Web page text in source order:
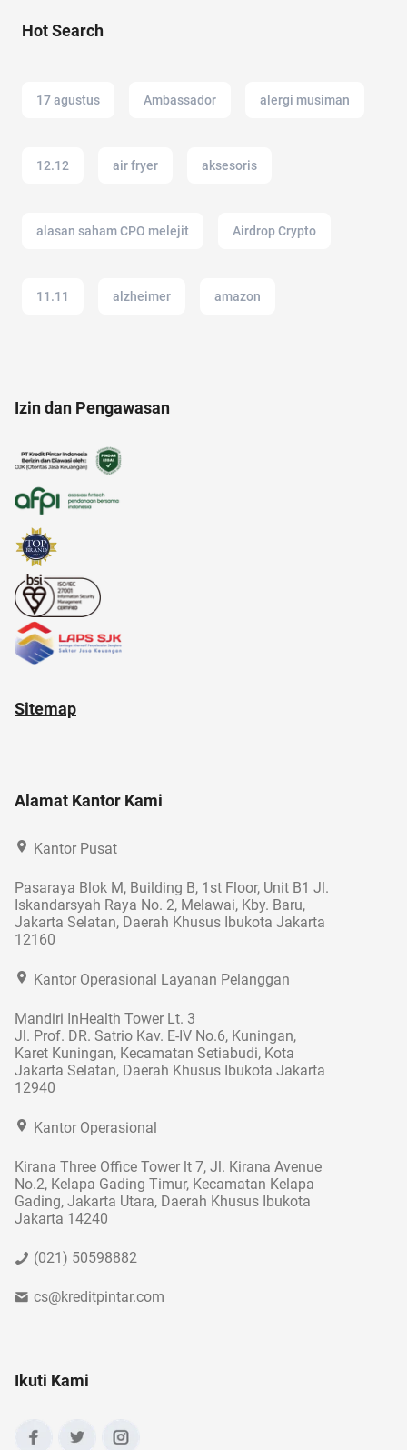
Hot Search
17 agustus Ambassador alergi musiman
12.12 air fryer aksesoris
alasan saham CPO melejit Airdrop Crypto
11.11 alzheimer amazon
akuntansi
Izin dan Pengawasan
Sitemap
Alamat Kantor Kami
Kantor Pusat
Pasaraya Blok M, Building B, 1st Floor, Unit B1 Jl.
Iskandarsyah Raya No. 2, Melawai, Kby. Baru,
Jakarta Selatan, Daerah Khusus Ibukota Jakarta
12160
Kantor Operasional Layanan Pelanggan
Mandiri InHealth Tower Lt. 3
Jl. Prof. DR. Satrio Kav. E-IV No.6, Kuningan,
Karet Kuningan, Kecamatan Setiabudi, Kota
Jakarta Selatan, Daerah Khusus Ibukota Jakarta
12940
Kantor Operasional
Kirana Three Office Tower lt 7, Jl. Kirana Avenue
No.2, Kelapa Gading Timur, Kecamatan Kelapa
Gading, Jakarta Utara, Daerah Khusus Ibukota
Jakarta 14240
(021) 50598882
cs@kreditpintar.com
Ikuti Kami